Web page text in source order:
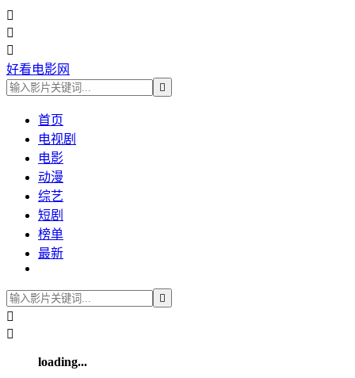



好看电影网

首页
电视剧
电影
动漫
综艺
短剧
榜单
最新



loading...